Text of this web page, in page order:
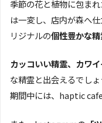
季節の花と植物に包まれ
は一変し、店内が森へ
リジナルの個性豊かな
カッコいい精霊、カワ
な精霊と出会えるでしょ
期間中には、haptic